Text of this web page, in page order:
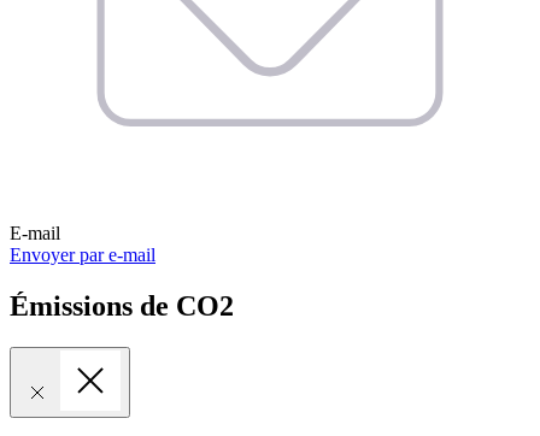
E-mail
Envoyer par e-mail
Émissions de CO2